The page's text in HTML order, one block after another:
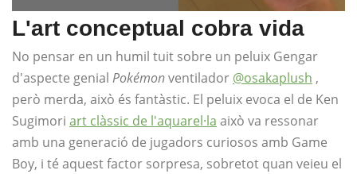
L'art conceptual cobra vida
No pensar en un humil tuit sobre un peluix Gengar
d'aspecte genial Pokémonventilador @osakaplush ,
però merda, això és fantàstic. El peluix evoca el de Ken
Sugimori art clàssic de l'aquarel·la això va ressonar
amb una generació de jugadors curiosos amb Game
Boy, i té aquest factor sorpresa, sobretot quan veieu el